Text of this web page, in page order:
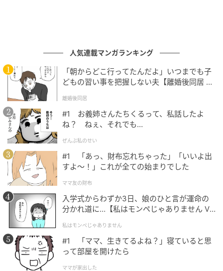
ートの待ち合わせ、何気ない日常のやりとり。3年分の
積み重ねが、画面の中にそっと残っていました。
「私の方がずっと前から好きだったのかもね」そう彼
に伝えると、彼は少し困った顔で笑い返してくれまし
た。
記憶のズレは、もうどっちでもいいことなのかもしれ
ません。彼の中の「最初」と、私の中の「最初」が違
っていても、こうして同じソファで一緒に画面を眺め
ていられる。それが今の私には何より嬉しいことで
す。
（20代女性・営業職）
本記事は、ハウコレ読者への独自アンケートに寄せら
れた実体験をもとに制作していますが、個人が特定さ
れないよう、一部設定を変更しています。
人気連載マンガランキング
「朝からどこ行ってたんだよ」いつまでも子
どもの習い事を把握しない夫【離婚後同居 Vo
離婚後同居
#1 お義姉さんたちくるって、私話したよ
ね？ ねぇ、それでも…
ぜんぶ私のせい
#1 「あっ、財布忘れちゃった」「いいよ出
すよ〜！」これが全ての始まりでした
ママ友の財布
入学式からわずか3日、娘のひと言が運命の
分かれ道に…【私はモンペじゃありません Vo
私はモンペじゃありません
#1 「ママ、生きてるよね？」寝ていると思
って部屋を開けたら
ママが家出した